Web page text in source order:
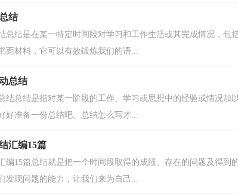
结
总结是在某一特定时间段对学习和工作生活或其完成情况，包
面材料，它可以有效锻炼我们的语...
总结
结总结是指对某一阶段的工作、学习或思想中的经验或情况加
好准备一份总结吧。总结怎么写才...
汇编15篇
编15篇总结就是把一个时间段取得的成绩、存在的问题及得到
发现问题的能力，让我们来为自己...